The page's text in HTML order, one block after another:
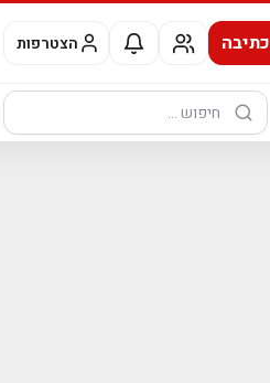
כתיבה הצטרפות
חיפוש: